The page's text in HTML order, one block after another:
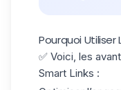
Pourquoi Utiliser
✅ Voici, les
Smart Links :